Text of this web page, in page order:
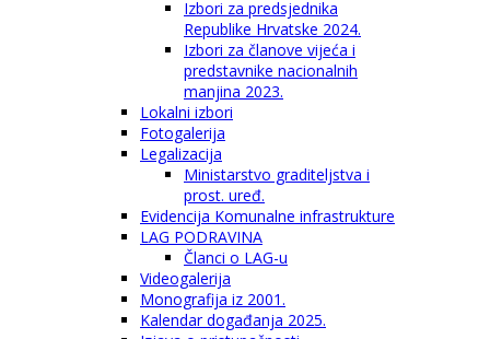
Izbori za predsjednika
Republike Hrvatske 2024.
Izbori za članove vijeća i
predstavnike nacionalnih
manjina 2023.
Lokalni izbori
Fotogalerija
Legalizacija
Ministarstvo graditeljstva i
prost. uređ.
Evidencija Komunalne infrastrukture
LAG PODRAVINA
Članci o LAG-u
Videogalerija
Monografija iz 2001.
Kalendar događanja 2025.